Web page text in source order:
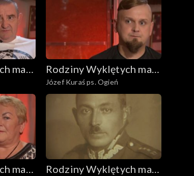
mają
Rodziny Wyklętych mają
głos
Józef Kuraś ps. Ogień
mają
Rodziny Wyklętych mają